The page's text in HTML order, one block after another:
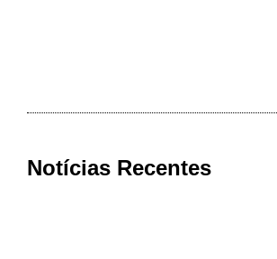
Notícias Recentes